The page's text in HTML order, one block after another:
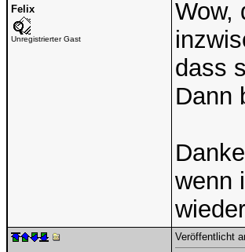
Felix
Unregistrierter Gast
Wow,
dass
Dann
wenn
Veröffentlicht